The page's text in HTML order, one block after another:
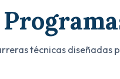
técnicas diseñadas